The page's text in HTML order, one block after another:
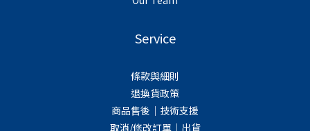
Service
條款與細則
退換貨政策
商品售後｜技術支援
取消/修改訂單｜出貨